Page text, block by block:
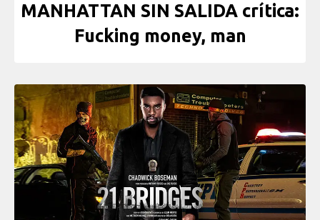
MANHATTAN SIN SALIDA crítica:
Fucking money, man